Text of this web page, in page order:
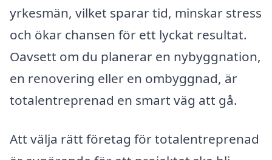
yrkesmän, vilket sparar tid, minskar stress
och ökar chansen för ett lyckat resultat.
Oavsett om du planerar en nybyggnation,
en renovering eller en ombyggnad, är
totalentreprenad en smart väg att gå.
Att välja rätt företag för totalentreprenad